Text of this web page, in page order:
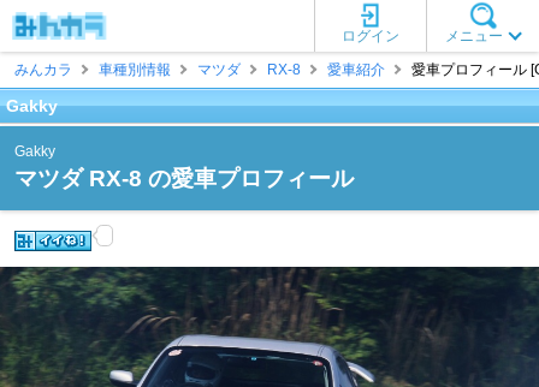
メニュー
ログイン
みんカラ
車種別情報 マツダ RX-8 愛車紹介 愛車プロフィール
Gakky
Gakky
マツダ RX-8 の愛車プロフィール